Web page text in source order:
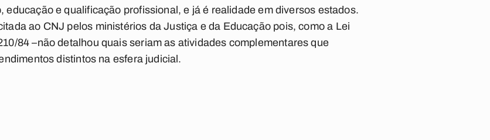
educação e qualificação profissional, e já é realidade em diversos estados.
ao CNJ pelos ministérios da Justiça e da Educação pois, como a Lei
84 –não detalhou quais seriam as atividades complementares que
distintos na esfera judicial.